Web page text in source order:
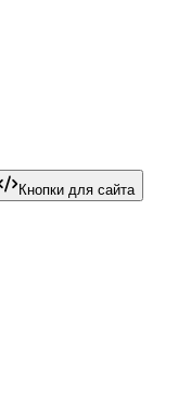
Кнопки для сайта